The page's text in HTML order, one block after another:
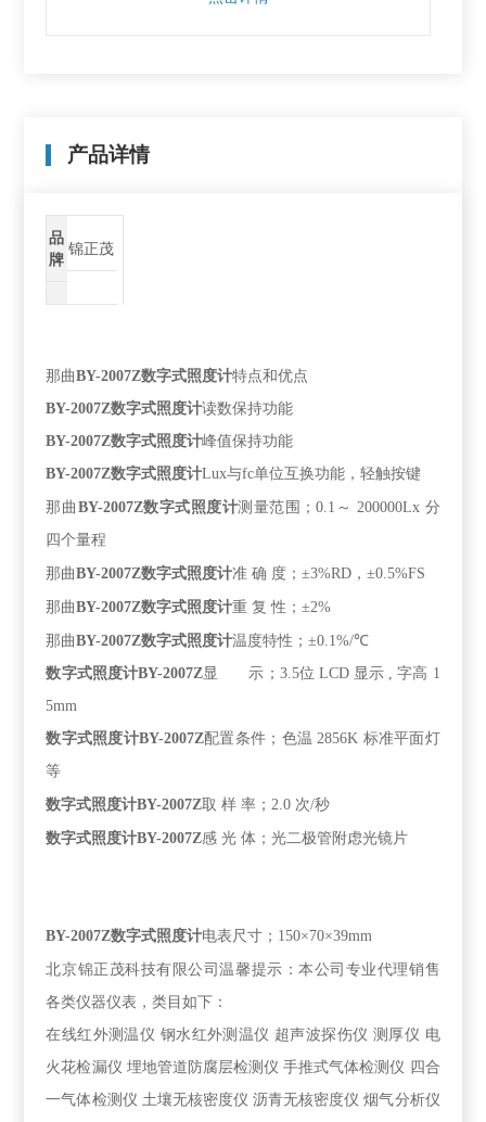
产品详情
品
牌
锦正茂
那曲BY-2007Z数字式照度计特点和优点
BY-2007Z数字式照度计读数保持功能
BY-2007Z数字式照度计峰值保持功能
BY-2007Z数字式照度计Lux与fc单位互换功能，轻触按键
那曲 BY-2007Z数字式照度计测量范围；0.1 ～ 200000Lx 分
四个量程
那曲BY-2007Z数字式照度计准 确 度；±3%RD ，±0.5%FS
那曲BY-2007Z数字式照度计重 复 性；±2%
那曲BY-2007Z数字式照度计温度特性；±0.1%/℃
数字式照度计BY-2007Z显 示； 3.5位 LCD 显示 ,字高 1
5mm
数字式照度计BY-2007Z配置条件；色温 2856K 标准平面灯
等
数字式照度计BY-2007Z取 样 率；2.0 次/秒
数字式照度计BY-2007Z感 光 体；光二极管附虑光镜片
BY-2007Z数字式照度计电表尺寸； 150×70×39mm
北京锦正茂科技有限公司温馨提示：本公司专业代理销售
各类仪器仪表，类目如下：
在线红外测温仪 钢水红外测温仪 超声波探伤仪 测厚仪 电
火花检漏仪 埋地管道防腐层检测仪 手推式气体检测仪 四合
一气体检测仪 土壤无核密度仪 沥青无核密度仪 烟气分析仪